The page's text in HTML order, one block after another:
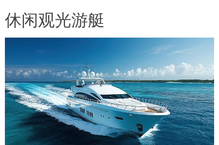
休闲观光游艇